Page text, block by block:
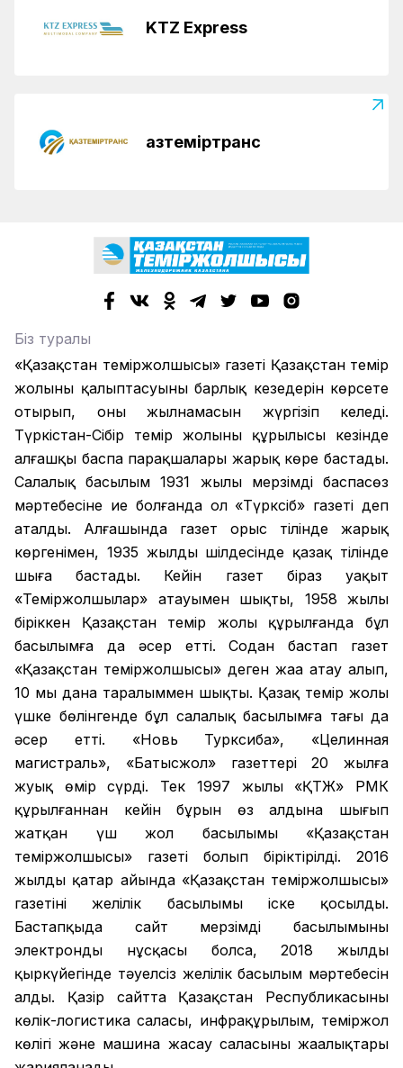
KTZ Express
Қазтеміртранс
Біз туралы
«Қазақстан теміржолшысы» газеті Қазақстан темір
жолының қалыптасуының барлық кезеңдерін көрсете
отырып, оның жылнамасын жүргізіп келеді.
Түркістан-Сібір темір жолының құрылысы кезінде
алғашқы баспа парақшалары жарық көре бастады.
Салалық басылым 1931 жылы мерзімді баспасөз
мәртебесіне ие болғанда ол «Түрксіб» газеті деп
аталды. Алғашында газет орыс тілінде жарық
көргенімен, 1935 жылдың шілдесінде қазақ тілінде
шыға бастады. Кейін газет біраз уақыт
«Теміржолшылар» атауымен шықты, 1958 жылы
біріккен Қазақстан темір жолы құрылғанда бұл
басылымға да әсер етті. Содан бастап газет
«Қазақстан теміржолшысы» деген жаңа атау алып,
10 мың дана таралыммен шықты. Қазақ темір жолы
үшке бөлінгенде бұл салалық басылымға тағы да
әсер етті. «Новь Турксиба», «Целинная
магистраль», «Батысжол» газеттері 20 жылға
жуық өмір сүрді. Тек 1997 жылы «ҚТЖ» РМК
құрылғаннан кейін бұрын өз алдына шығып
жатқан үш жол басылымы «Қазақстан
теміржолшысы» газеті болып біріктірілді. 2016
жылдың қаңтар айында «Қазақстан теміржолшысы»
газетінің желілік басылымы іске қосылды.
Бастапқыда сайт мерзімді басылымының
электронды нұсқасы болса, 2018 жылдың
қыркүйегінде тәуелсіз желілік басылым мәртебесін
алды. Қазір сайтта Қазақстан Республикасының
көлік-логистика саласы, инфрақұрылым, теміржол
көлігі және машина жасау саласының жаңалықтары